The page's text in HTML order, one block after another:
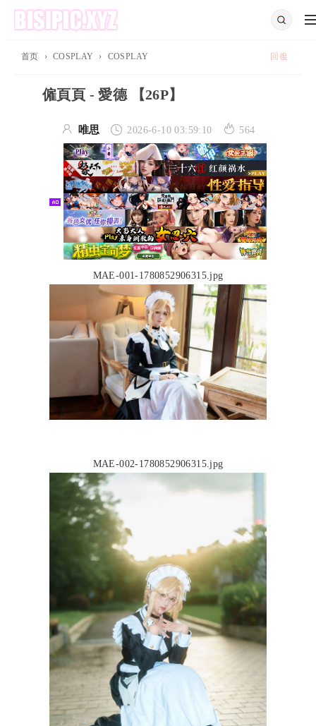
首页 › COSPLAY › COSPLAY
僱頁頁 - 愛德 【26P】
 唯思  2026-6-10 03:59:10  564
MAE-001-1780852906315.jpg
MAE-002-1780852906315.jpg
回復